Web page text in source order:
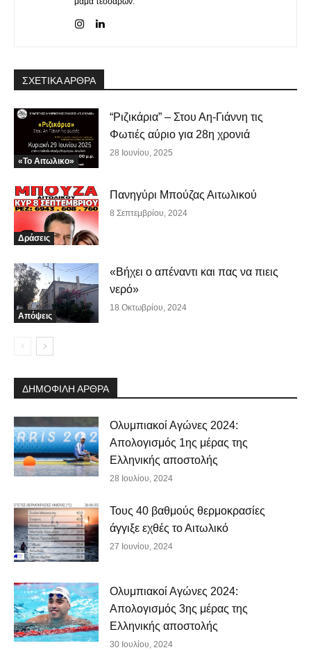
ΣΧΕΤΙΚΑ ΑΡΘΡΑ
«Το Αιτωλικο»
“Ριζικάρια” – Στου Αη-Γιάννη τις
Φωτιές αύριο για 28η χρονιά
28 Ιουνίου, 2025
Δράσεις
Πανηγύρι Μπούζας Αιτωλικού
8 Σεπτεμβρίου, 2024
Απόψεις
«Βήχει ο απέναντι και πας να πιεις
νερό»
18 Οκτωβρίου, 2024
ΔΗΜΟΦΙΛΗ ΑΡΘΡΑ
Ολυμπιακοί Αγώνες 2024:
Απολογισμός 1ης μέρας της
Ελληνικής αποστολής
28 Ιουλίου, 2024
Τους 40 βαθμούς θερμοκρασίες
άγγιξε εχθές το Αιτωλικό
27 Ιουνίου, 2024
Ολυμπιακοί Αγώνες 2024:
Απολογισμός 3ης μέρας της
Ελληνικής αποστολής
30 Ιουλίου, 2024